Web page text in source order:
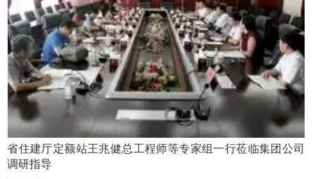
省住建厅定额站王兆健总工程师等专家组一行莅临集团公司
调研指导